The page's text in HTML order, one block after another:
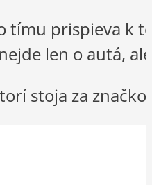
tímu prispieva k
len o autá,
stoja za